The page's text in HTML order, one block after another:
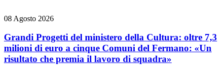
08 Agosto 2026
Grandi Progetti del ministero della Cultura: oltre 7,3
milioni di euro a cinque Comuni del Fermano: «Un
risultato che premia il lavoro di squadra»